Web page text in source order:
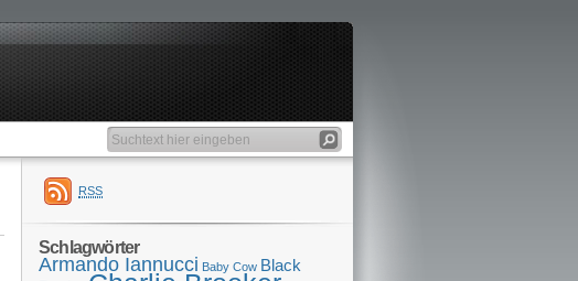
RSS
Schlagwörter
Armando Iannucci Baby Cow Black